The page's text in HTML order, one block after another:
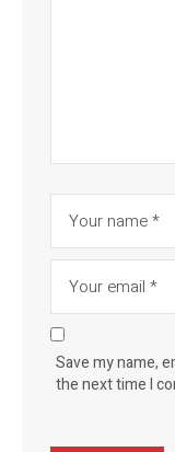
Save my name,
the next time I